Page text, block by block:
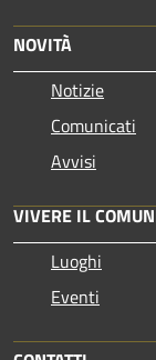
NOVITÀ
Notizie
Comunicati
Avvisi
VIVERE IL
Luoghi
Eventi